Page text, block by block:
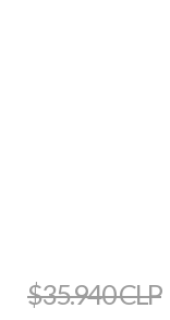
$35.940 CLP